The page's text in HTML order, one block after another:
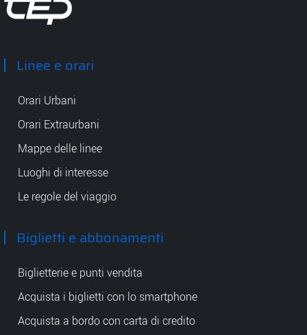
Linee e orari
Orari Urbani
Orari Extraurbani
Mappe delle linee
Luoghi di interesse
Le regole del viaggio
Biglietti e abbonamenti
Biglietterie e punti vendita
Acquista i biglietti con lo smartphone
Acquista a bordo con carta di credito